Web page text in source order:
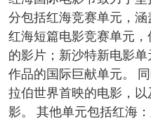
分包括红海竞赛单元，涵
红海短篇电影竞赛单元
的影片；新沙特新电影
作品的国际巨献单元。
拉伯世界首映的电影，
影。 其他单元包括红海